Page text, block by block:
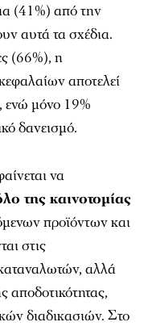
(41%) από την
αυτά τα σχέδια.
(66%), η
αποτελεί
ενώ μόνο 19%
δανεισμό.
να
της καινοτομίας
προϊόντων και
στις
αλλά
αποδοτικότητας,
διαδικασιών. Στο